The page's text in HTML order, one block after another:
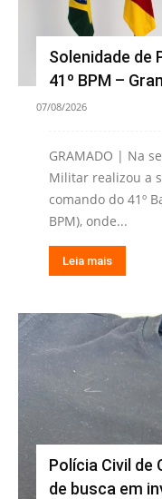
Solenidade de
41º BPM –
07/08/2026
GRAMADO | Na
Militar realizou a
comando do 41º
BPM), onde...
Leia mais
Polícia Civil de
de busca em